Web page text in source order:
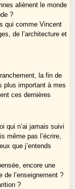
aliènent le monde
?
qui comme Vincent
de l’architecture et
la fin de
plus important à mes
ces dernières
qui n’ai jamais suivi
même pas l’écrire,
que j’entends
encore une
l’enseignement ?
?